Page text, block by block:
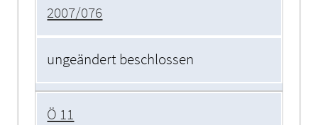
2007/076
ungeändert beschlossen
Ö 11